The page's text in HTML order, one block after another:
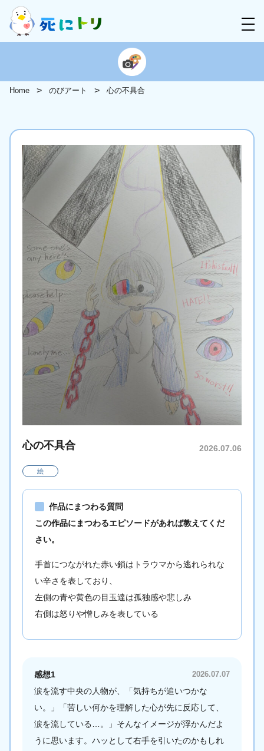
Home のびアート 心の不具合
心の不具合 2026.07.06
絵
作品にまつわる質問
この作品にまつわるエピソードがあれば教えてくだ
さい。
手首につながれた赤い鎖はトラウマから逃れられな
い辛さを表しており、
左側の青や黄色の目玉達は孤独感や悲しみ
右側は怒りや憎しみを表している
感想1 2026.07.07
涙を流す中央の人物が、「気持ちが追いつかな
い。」「苦しい何かを理解した心が先に反応して、
涙を流している…。」そんなイメージが浮かんだよ
うに思います。ハッとして右手を引いたのかもしれ